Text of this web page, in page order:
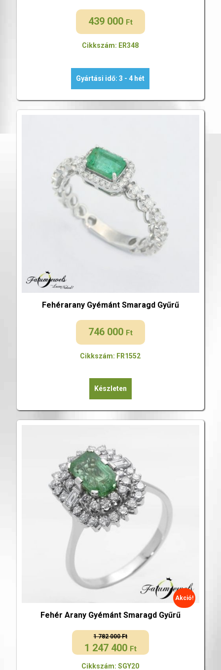
439 000 Ft
Cikkszám: ER348
Gyártási idő: 3 - 4 hét
Fehérarany Gyémánt Smaragd Gyűrű
746 000 Ft
Cikkszám: FR1552
Készleten
Fehér Arany Gyémánt Smaragd Gyűrű
1 782 000Ft
Original
1 247 400 Ft
Current
Akció!
Cikkszám: SGY20